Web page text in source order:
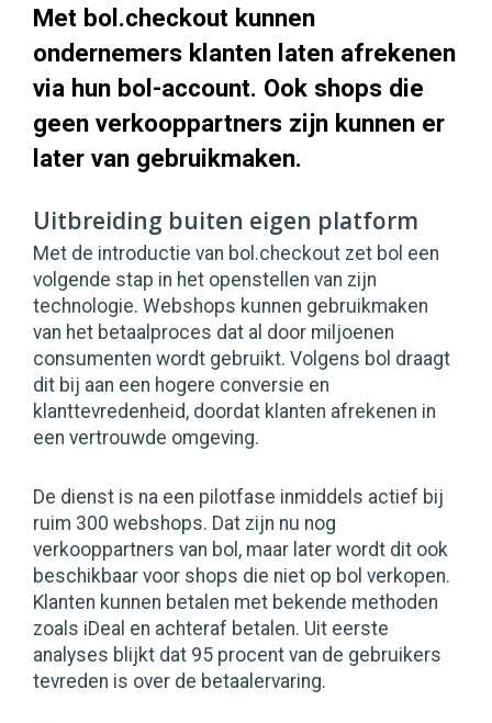
Met bol.checkout kunnen
ondernemers klanten laten afrekenen
via hun bol-account. Ook shops die
geen verkooppartners zijn kunnen er
later van gebruikmaken.
Uitbreiding buiten eigen platform
Met de introductie van bol.checkout zet bol een
volgende stap in het openstellen van zijn
technologie. Webshops kunnen gebruikmaken
van het betaalproces dat al door miljoenen
consumenten wordt gebruikt. Volgens bol draagt
dit bij aan een hogere conversie en
klanttevredenheid, doordat klanten afrekenen in
een vertrouwde omgeving.
De dienst is na een pilotfase inmiddels actief bij
ruim 300 webshops. Dat zijn nu nog
verkooppartners van bol, maar later wordt dit ook
beschikbaar voor shops die niet op bol verkopen.
Klanten kunnen betalen met bekende methoden
zoals iDeal en achteraf betalen. Uit eerste
analyses blijkt dat 95 procent van de gebruikers
tevreden is over de betaalervaring.